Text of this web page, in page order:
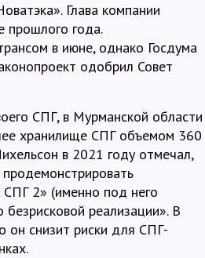
Глава компании
года.
в июне, однако Госдума
одобрил Совет
СПГ, в Мурманской области
хранилище СПГ объемом 360
в 2021 году отмечал,
2» (именно под него
реализации». В
он снизит риски для СПГ-